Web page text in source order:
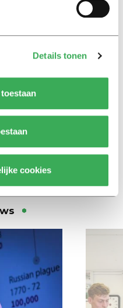
Details tonen
cookies
een paar miljoen
zo komen
de tentamenperiode
onderwijs flexibel,
zich breder